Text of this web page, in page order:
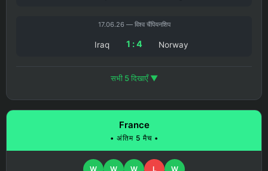
17.06.26 — विश्व चैंपियनशिप
Iraq 1 : 4 Norway
सभी 5 दिखाएँ ▼
France
• अंतिम 5 मैच •
W W W L W